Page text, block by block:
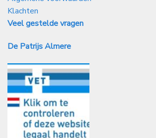
Klachten
Veel gestelde vragen
De Patrijs Almere